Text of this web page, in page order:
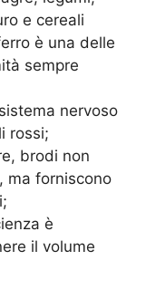
e cereali
è una delle
sempre
nervoso
rossi;
brodi non
ma forniscono
è
il volume